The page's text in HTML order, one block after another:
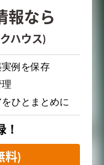
報なら
ハウス)
例を保存
ひとまとめに
料)